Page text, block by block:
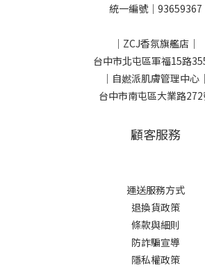
統一編號｜93659367
｜ZCJ香氛旗艦店｜
台中市北屯區軍福15路
｜自㜣派肌膚管理中心｜
台中市南屯區大業路
顧客服務
運送服務方式
退換貨政策
條款與細則
防詐騙宣導
隱私權政策